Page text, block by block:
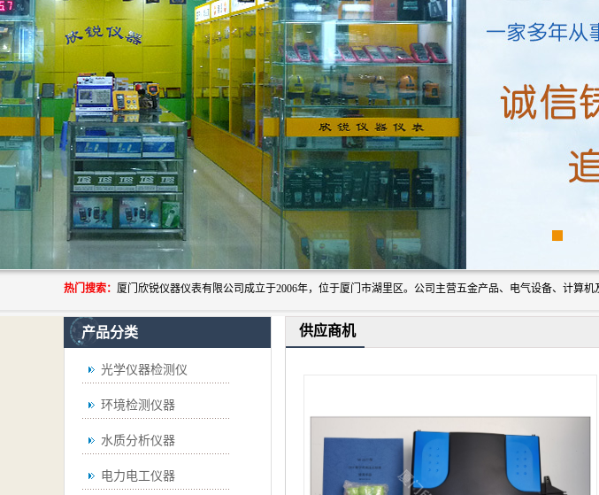
热门搜索：
产品分类
光学仪器检测仪
环境检测仪器
水质分析仪器
电力电工仪器
供应商机